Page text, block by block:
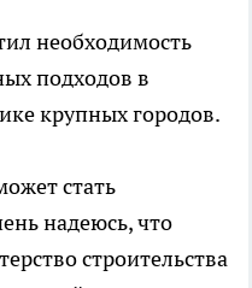
необходимость
подходов в
крупных городов.
стать
надеюсь, что
строительства